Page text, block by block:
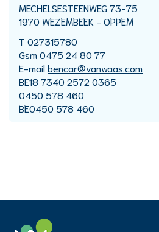
Adres
MECHELSESTEENWEG 73-75
,1970 WEZEMBEEK - OPPEM
T 027315780
Gsm 0475 24 80 77
E-
mail
bencar@vanwaas.com
Rekeningnummer
BE18 7340 2572 0365
Ondernemingsnummer
0450 578 460
BTW
BE0450 578 460